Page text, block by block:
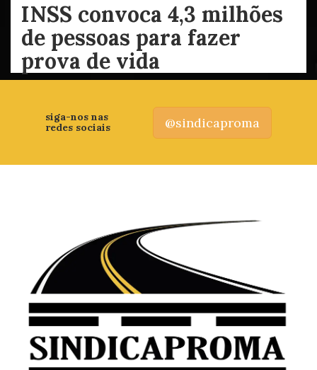
INSS convoca 4,3 milhões
de pessoas para fazer
prova de vida
siga-nos nas
redes sociais
@sindicaproma